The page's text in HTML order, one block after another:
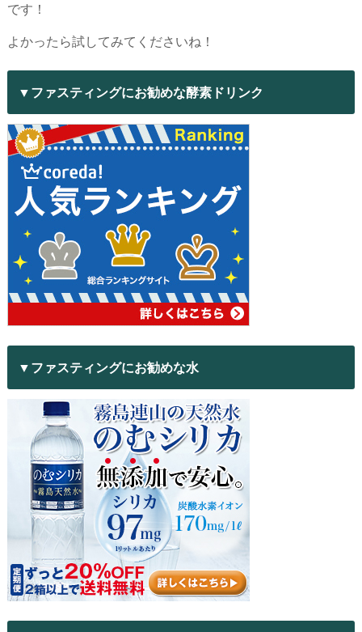
です！
よかったら試してみてくださいね！
▼ファスティングにお勧めな酵素ドリンク
▼ファスティングにお勧めな水